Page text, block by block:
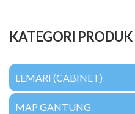
KATEGORI PRODUK
LEMARI (CABINET)
MAP GANTUNG